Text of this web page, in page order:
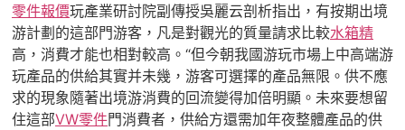
零件報價玩產業研討院副傳授吳麗云剖析指出，有按期出境
游計劃的這部門游客，凡是對觀光的質量請求比較水箱精
高，消費才能也相對較高。“但今朝我國游玩市場上中高端游
玩產品的供給其實并未幾，游客可選擇的產品無限。供不應
求的現象隨著出境游消費的回流變得加倍明顯。未來要想留
住這部VW零件門消費者，供給方還需加年夜整體產品的供